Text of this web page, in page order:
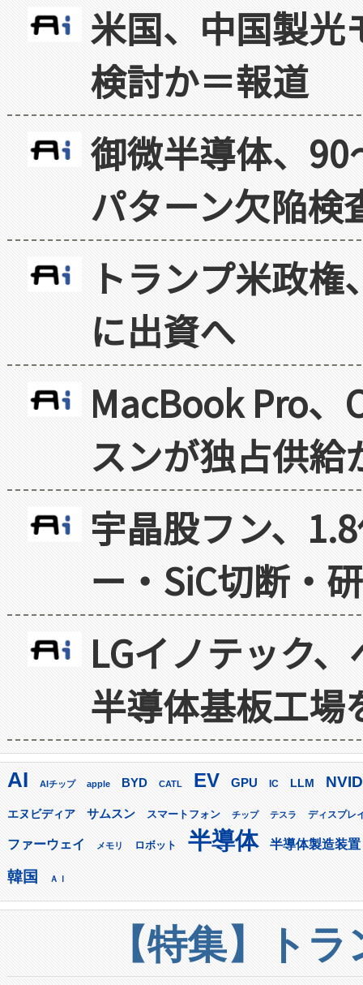
米国、中国製光
検討か＝報道
御微半導体、
パターン欠陥検
トランプ米政
に出資へ
MacBook Pro
スンが独占供給
宇晶股フン、
ー・SiC切断・
LGイノテック
半導体基板工場
AI AIチップ apple BYD CATL EV GPU IC LLM
エヌビディア サムスン スマートフォン チップ テスラ ディスプレ
ファーウェイ メモリ ロボット 半導体 半導体製造装置
韓国 ＡＩ
【特集】ト